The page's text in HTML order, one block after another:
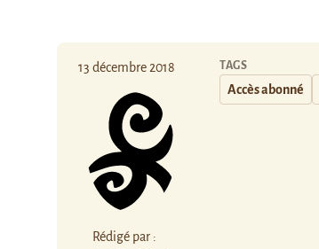
13 décembre 2018
Rédigé par :
TAGS
Accès abonné